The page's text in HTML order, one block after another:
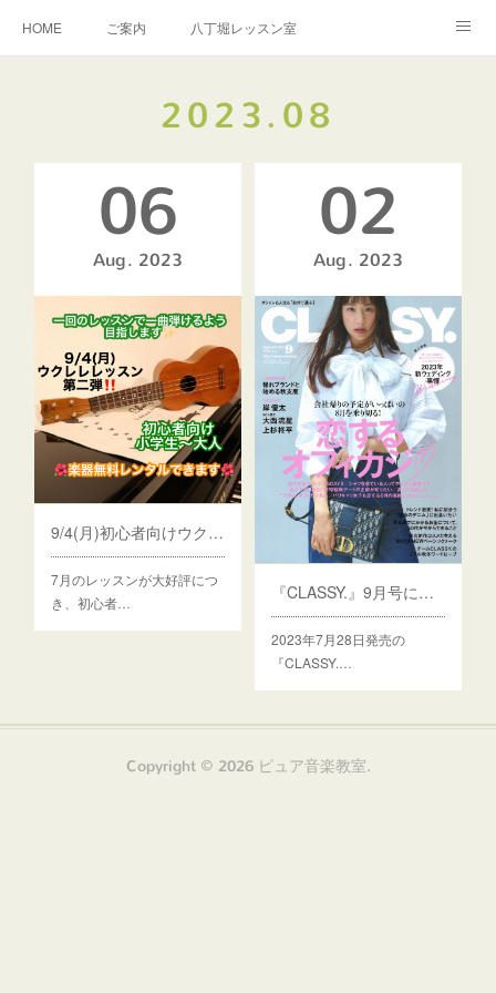
HOME ご案内 八丁堀レッスン室
2023. 08
06
Aug 2023
9/4(月)初心者向けウクレレレッスン第二弾‼️
7月のレッスンが大好評につ
き、初心者…
02
Aug 2023
『CLASSY.』9月号に掲載されました!!
2023年7月28日発売の
『CLASSY.…
Copyright © 2026 ピュア音楽教室.